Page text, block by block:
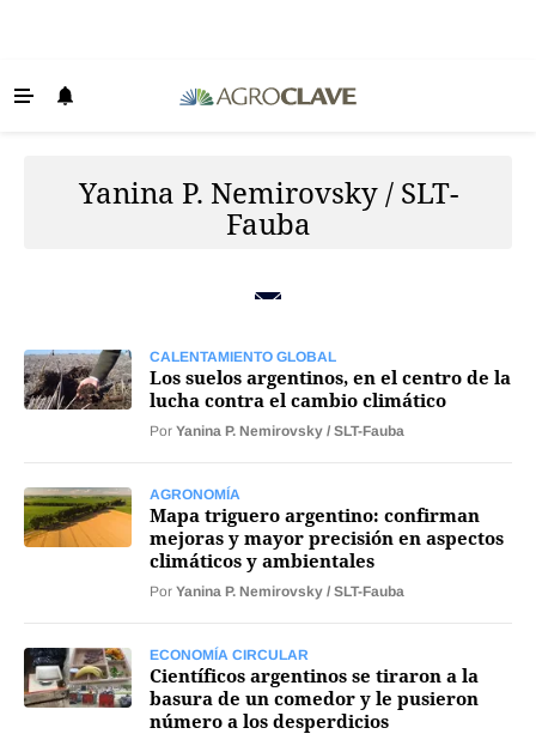
Maquinaria agrícola
Agenda
Agronegocios
Seguinos
Yanina P. Nemirovsky / SLT-
Fauba
CALENTAMIENTO GLOBAL
Los suelos argentinos, en el centro de la
lucha contra el cambio climático
Por Yanina P. Nemirovsky / SLT-Fauba
AGRONOMÍA
Mapa triguero argentino: confirman
mejoras y mayor precisión en aspectos
climáticos y ambientales
Por Yanina P. Nemirovsky / SLT-Fauba
ECONOMÍA CIRCULAR
Científicos argentinos se tiraron a la
basura de un comedor y le pusieron
número a los desperdicios